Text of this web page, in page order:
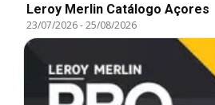
Leroy Merlin Catálogo Açores
23/07/2026-25/08/2026